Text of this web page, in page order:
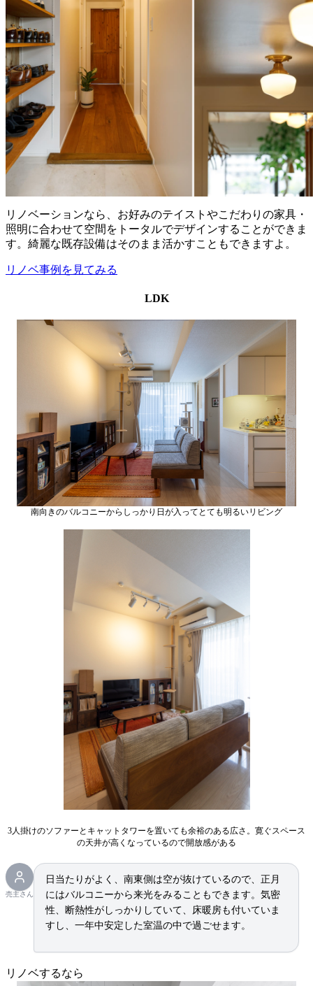
リノベーションなら、お好みのテイストやこだわりの家具・
照明に合わせて空間をトータルでデザインすることができま
す。綺麗な既存設備はそのまま活かすこともできますよ。
リノベ事例を見てみる
LDK
南向きのバルコニーからしっかり日が入ってとても明るいリビング
3人掛けのソファーとキャットタワーを置いても余裕のある広さ。寛ぐスペース
の天井が高くなっているので開放感がある
売主さん
日当たりがよく、南東側は空が抜けているので、正月
にはバルコニーから来光をみることもできます。気密
性、断熱性がしっかりしていて、床暖房も付いていま
すし、一年中安定した室温の中で過ごせます。
リノベするなら